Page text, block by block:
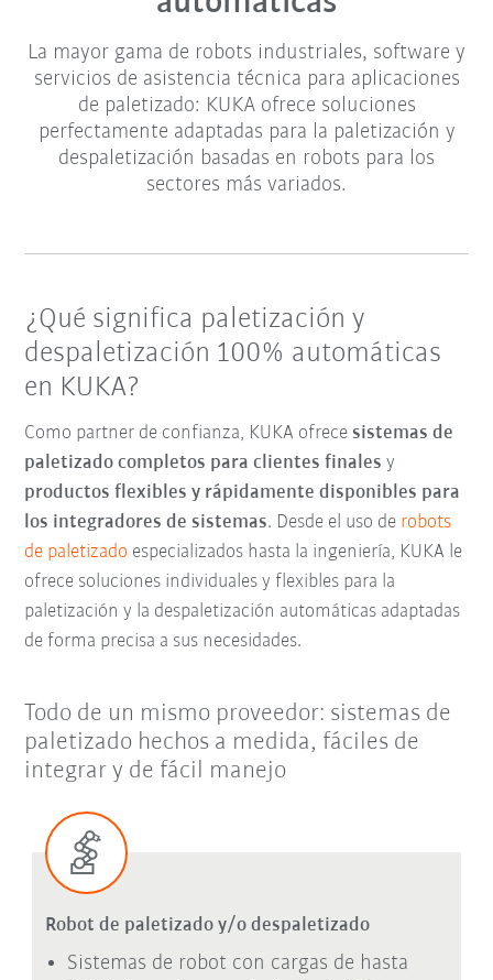
La mayor gama de robots industriales, software y
servicios de asistencia técnica para aplicaciones
de paletizado: KUKA ofrece soluciones
perfectamente adaptadas para la paletización y
despaletización basadas en robots para los
sectores más variados.
¿Qué significa paletización y
despaletización 100% automáticas
en KUKA?
Como partner de confianza, KUKA ofrecesistemas de
paletizado completos para clientes finalesy
productosflexibles y rápidamente disponibles para
los integradores de sistemas. Desde el uso de robots
de paletizado especializados hasta la ingeniería, KUKA le
ofrece soluciones individuales y flexibles para la
paletización y la despaletización automáticas adaptadas
de forma precisa a sus necesidades.
Todo de un mismo proveedor: sistemas de
paletizado hechos a medida, fáciles de
integrar y de fácil manejo
Robot de paletizado y/o despaletizado
Sistemas de robot con cargas de hasta